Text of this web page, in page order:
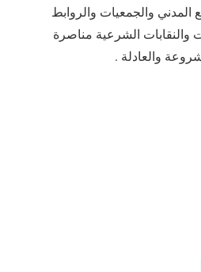
المدني والجمعيات والروابط
والنقابات الشرعية مناصرة
والعادلة .